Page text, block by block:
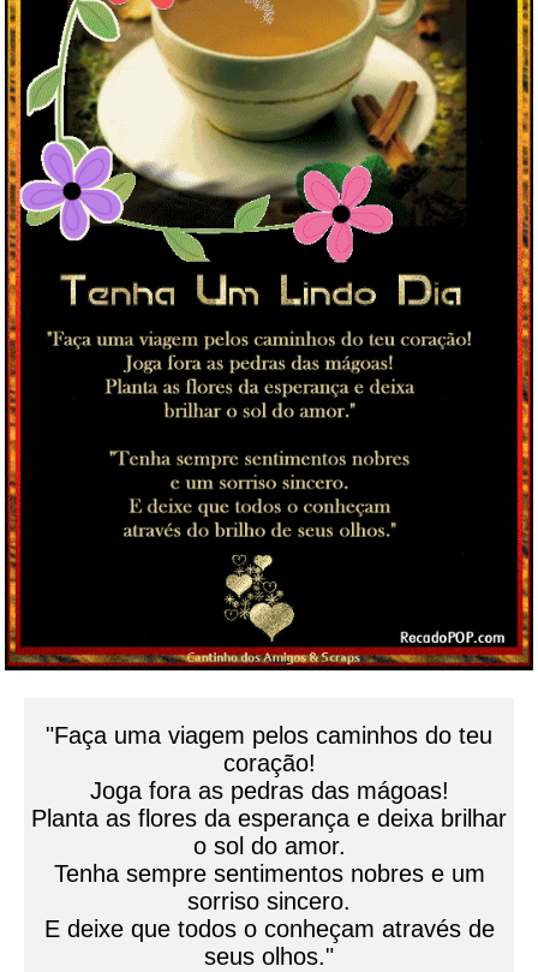
"Faça uma viagem pelos caminhos do teu
coração!
Joga fora as pedras das mágoas!
Planta as flores da esperança e deixa brilhar
o sol do amor.
Tenha sempre sentimentos nobres e um
sorriso sincero.
E deixe que todos o conheçam através de
seus olhos."